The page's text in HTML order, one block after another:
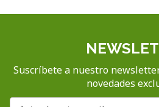
Suscríbete a nuestro
novedades